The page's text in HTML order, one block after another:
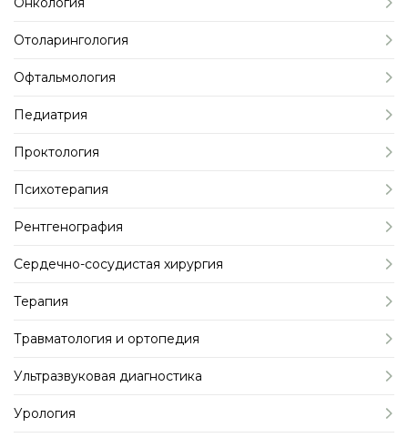
Отоларингология
Офтальмология
Педиатрия
Проктология
Психотерапия
Рентгенография
Сердечно-сосудистая хирургия
Терапия
Травматология и ортопедия
Ультразвуковая диагностика
Урология